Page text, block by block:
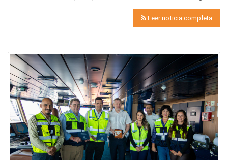
Leer noticia completa